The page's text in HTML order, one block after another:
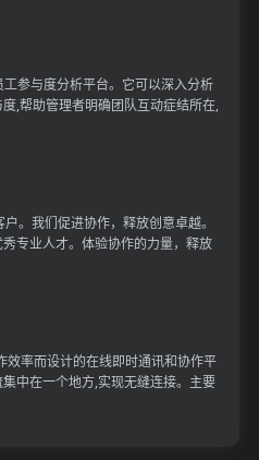
参与度分析平台。它可以深入分析
,帮助管理者明确团队互动症结所在,
。我们促进协作，释放创意卓越。
专业人才。体验协作的力量，释放
率而设计的在线即时通讯和协作平
中在一个地方,实现无缝连接。主要